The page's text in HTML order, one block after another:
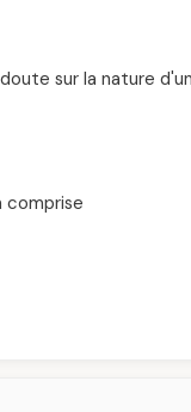
sur la nature
comprise